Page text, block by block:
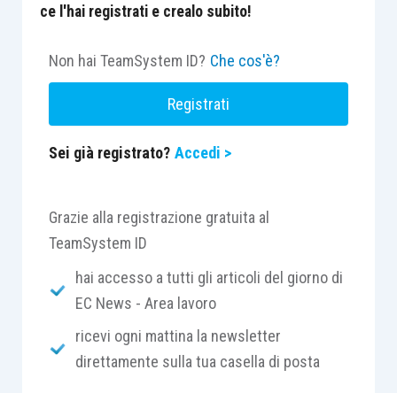
ce l'hai registrati e crealo subito!
Non hai TeamSystem ID? Che cos'è?
Registrati
Sei già registrato? Accedi >
Grazie alla registrazione gratuita al
TeamSystem ID
hai accesso a tutti gli articoli del giorno di
EC News - Area lavoro
ricevi ogni mattina la newsletter
direttamente sulla tua casella di posta